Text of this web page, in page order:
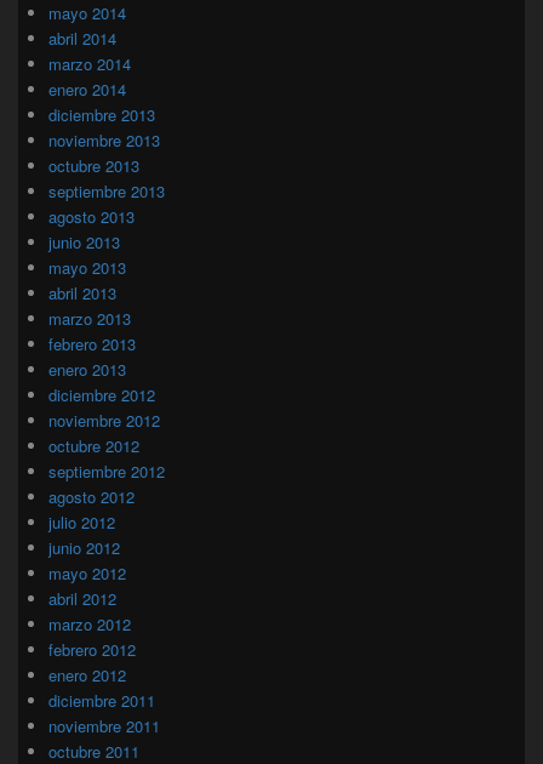
mayo 2014
abril 2014
marzo 2014
enero 2014
diciembre 2013
noviembre 2013
octubre 2013
septiembre 2013
agosto 2013
junio 2013
mayo 2013
abril 2013
marzo 2013
febrero 2013
enero 2013
diciembre 2012
noviembre 2012
octubre 2012
septiembre 2012
agosto 2012
julio 2012
junio 2012
mayo 2012
abril 2012
marzo 2012
febrero 2012
enero 2012
diciembre 2011
noviembre 2011
octubre 2011